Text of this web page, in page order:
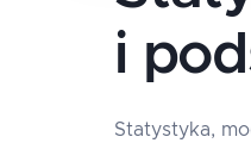
i
Statystyka,